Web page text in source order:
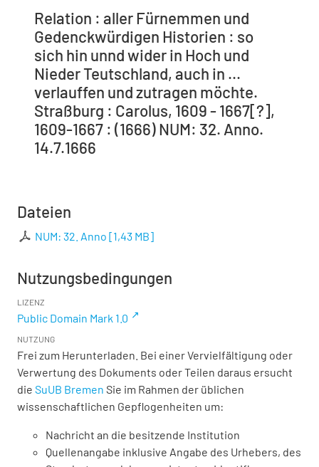
Relation : aller Fürnemmen und
Gedenckwürdigen Historien : so
sich hin unnd wider in Hoch und
Nieder Teutschland, auch in ...
verlauffen und zutragen möchte.
Straßburg : Carolus, 1609 - 1667[?],
1609-1667 : (1666) NUM: 32. Anno.
14.7.1666
Dateien
NUM: 32. Anno [1,43 MB]
Nutzungsbedingungen
LIZENZ
Public Domain Mark 1.0
NUTZUNG
Frei zum Herunterladen. Bei einer Vervielfältigung oder
Verwertung des Dokuments oder Teilen daraus ersucht
die SuUB Bremen Sie im Rahmen der üblichen
wissenschaftlichen Gepflogenheiten um:
Nachricht an die besitzende Institution
Quellenangabe inklusive Angabe des Urhebers, des